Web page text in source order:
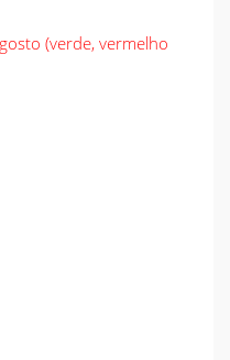
(verde, vermelho